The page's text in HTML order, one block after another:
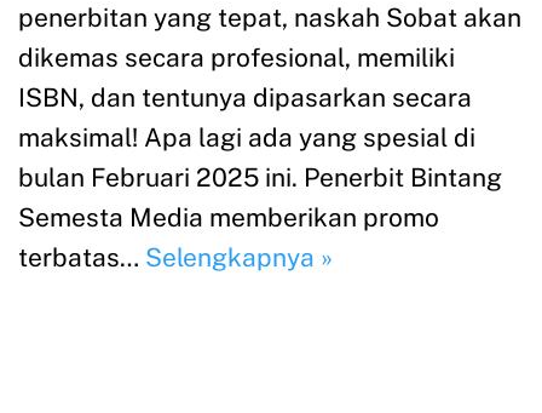
penerbitan yang tepat, naskah Sobat akan
dikemas secara profesional, memiliki
ISBN, dan tentunya dipasarkan secara
maksimal! Apa lagi ada yang spesial di
bulan Februari 2025 ini. Penerbit Bintang
Semesta Media memberikan promo
terbatas… Selengkapnya »